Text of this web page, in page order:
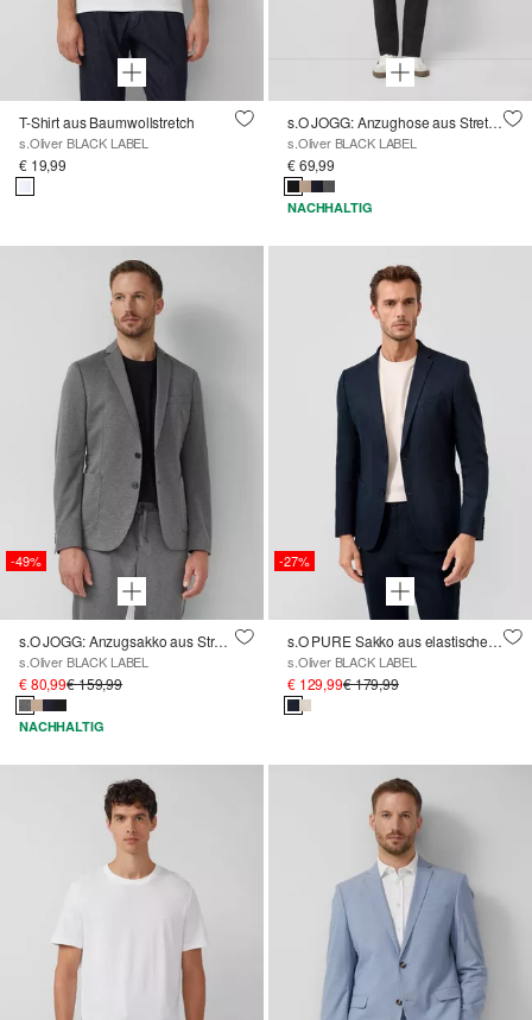
T-Shirt aus Baumwollstretch
s.Oliver BLACK LABEL
€ 19,99
s.O JOGG: Anzughose aus Stretch-Jersey
s.Oliver BLACK LABEL
€ 69,99
NACHHALTIG
-49%
s.O JOGG: Anzugsakko aus Stretch-Jersey
s.Oliver BLACK LABEL
€ 80,99€ 159,99
NACHHALTIG
-27%
s.O PURE Sakko aus elastischem Leinenmix
s.Oliver BLACK LABEL
€ 129,99€ 179,99